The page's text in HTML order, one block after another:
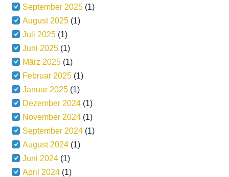
September 2025 (1)
August 2025 (1)
Juli 2025 (1)
Juni 2025 (1)
März 2025 (1)
Februar 2025 (1)
Januar 2025 (1)
Dezember 2024 (1)
November 2024 (1)
September 2024 (1)
August 2024 (1)
Juni 2024 (1)
April 2024 (1)